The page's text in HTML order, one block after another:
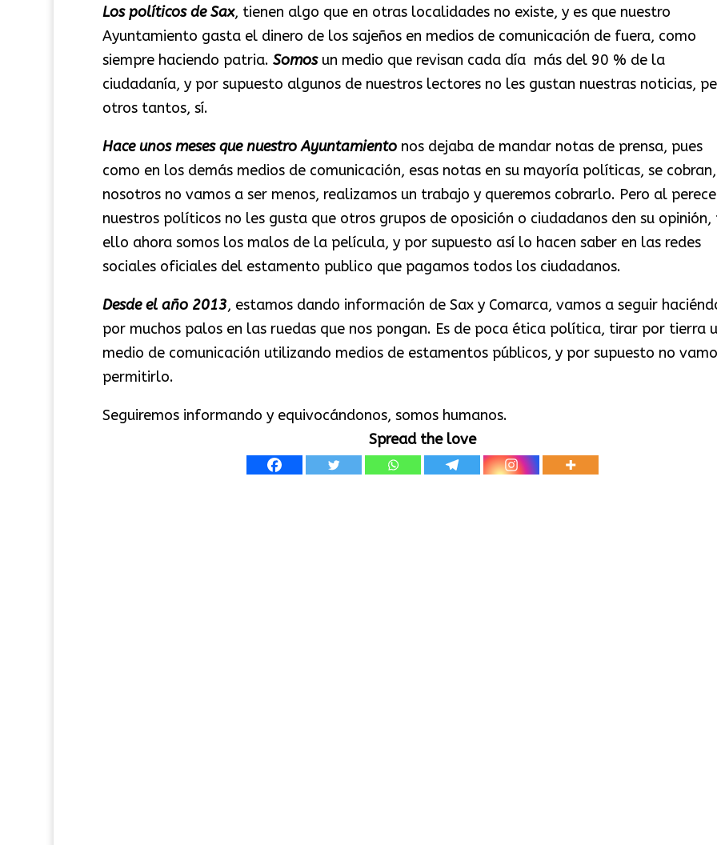
Los políticos de Sax, tienen algo que en otras localidades no existe, y es que nuestro
Ayuntamiento gasta el dinero de los sajeños en medios de comunicación de fuera, como
siempre haciendo patria. Somos un medio que revisan cada día más del 90 % de la
ciudadanía, y por supuesto algunos de nuestros lectores no les gustan nuestras noticias,
otros tantos, sí.
Hace unos meses que nuestro Ayuntamientonos dejaba de mandar notas de prensa, pues
como en los demás medios de comunicación, esas notas en su mayoría políticas, se
nosotros no vamos a ser menos, realizamos un trabajo y queremos cobrarlo. Pero al
nuestros políticos no les gusta que otros grupos de oposición o ciudadanos den su opinión,
ello ahora somos los malos de la película, y por supuesto así lo hacen saber en las redes
sociales oficiales del estamento publico que pagamos todos los ciudadanos.
Desde el año 2013, estamos dando información de Sax y Comarca, vamos a seguir
por muchos palos en las ruedas que nos pongan. Es de poca ética política, tirar por tierra
medio de comunicación utilizando medios de estamentos públicos, y por supuesto no
permitirlo.
Seguiremos informando y equivocándonos, somos humanos.
Spread the love